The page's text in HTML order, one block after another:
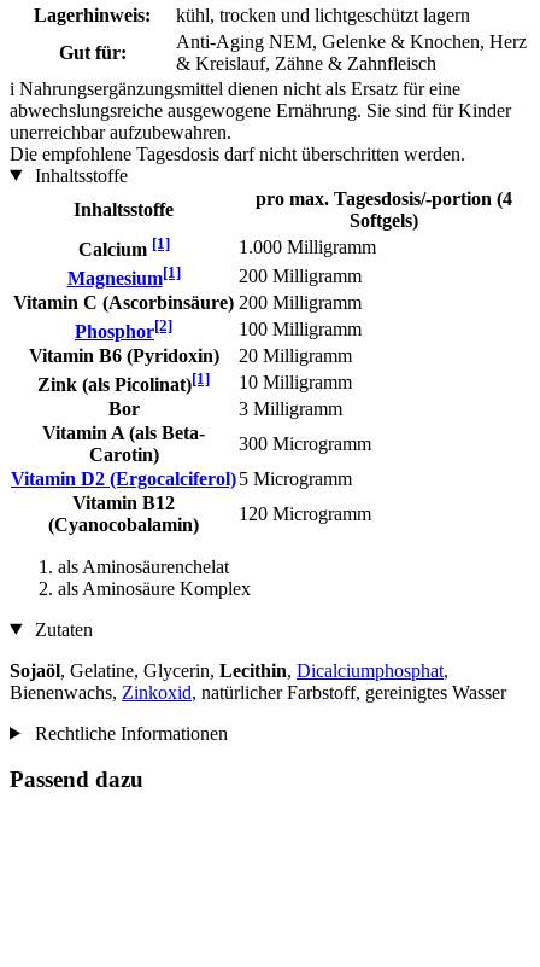
Lagerhinweis:
kühl, trocken und lichtgeschützt lagern
Gut für:
Anti-Aging NEM, Gelenke & Knochen, Herz
& Kreislauf, Zähne & Zahnfleisch
i Nahrungsergänzungsmittel dienen nicht als Ersatz für eine
abwechslungsreiche ausgewogene Ernährung. Sie sind für Kinder
unerreichbar aufzubewahren.
Die empfohlene Tagesdosis darf nicht überschritten werden.
Inhaltsstoffe
Inhaltsstoffe
pro max. Tagesdosis/-portion (4
Softgels)
Calcium [1]
1.000 Milligramm
Magnesium[1]
200 Milligramm
Vitamin C (Ascorbinsäure) 200 Milligramm
Phosphor[2]
100 Milligramm
Vitamin B6 (Pyridoxin)
20 Milligramm
Zink (als Picolinat)[1]
10 Milligramm
Bor
3 Milligramm
Vitamin A (als Beta-
Carotin)
300 Microgramm
Vitamin D2 (Ergocalciferol)5 Microgramm
Vitamin B12
(Cyanocobalamin)
120 Microgramm
als Aminosäurenchelat
als Aminosäure Komplex
Zutaten
Sojaöl, Gelatine, Glycerin, Lecithin, Dicalciumphosphat,
Bienenwachs, Zinkoxid, natürlicher Farbstoff, gereinigtes Wasser
Rechtliche Informationen
Passend dazu